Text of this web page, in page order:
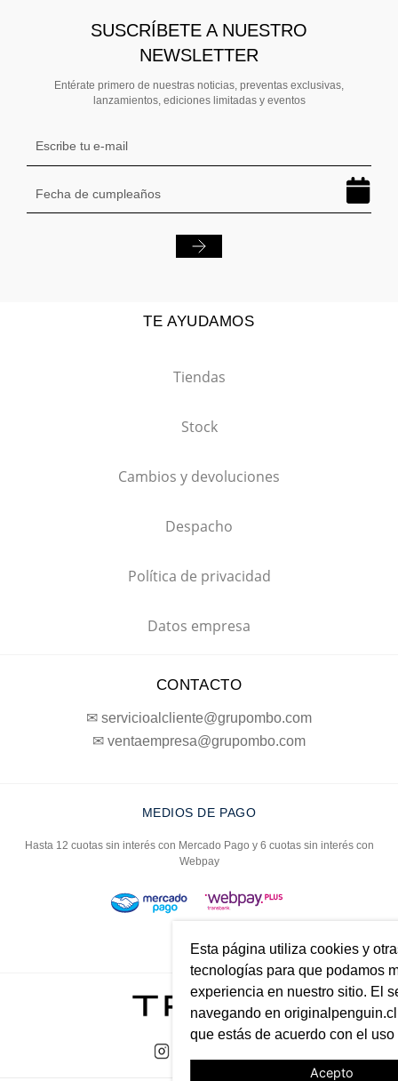
SUSCRÍBETE A NUESTRO
NEWSLETTER
Entérate primero de nuestras noticias, preventas exclusivas,
lanzamientos, ediciones limitadas y eventos
TE AYUDAMOS
Tiendas
Stock
Cambios y devoluciones
Despacho
Política de privacidad
Datos empresa
CONTACTO
✉ servicioalcliente@grupombo.com
✉ ventaempresa@grupombo.com
MEDIOS DE PAGO
Hasta 12 cuotas sin interés con Mercado Pago y 6 cuotas sin interés con
Webpay
Acepto
Esta página utiliza cookies y
tecnologías para que podamos
experiencia en nuestro sitio. El
navegando en
que estás de acuerdo con el